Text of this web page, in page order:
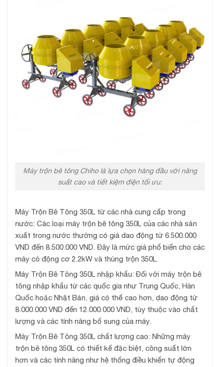
Máy trộn bê tông Chiho là lựa chọn hàng đầu với năng
suất cao và tiết kiệm điện tối ưu:
Máy Trộn Bê Tông 350L từ các nhà cung cấp trong
nước: Các loại máy trộn bê tông 350L của các nhà sản
xuất trong nước thường có giá dao động từ 6.500.000
VND đến 8.500.000 VND. Đây là mức giá phổ biến cho các
máy có động cơ 2.2kW và thùng trộn 350L.
Máy Trộn Bê Tông 350L nhập khẩu: Đối với máy trộn bê
tông nhập khẩu từ các quốc gia như Trung Quốc, Hàn
Quốc hoặc Nhật Bản, giá có thể cao hơn, dao động từ
8.000.000 VND đến 12.000.000 VND, tùy thuộc vào chất
lượng và các tính năng bổ sung của máy.
Máy Trộn Bê Tông 350L chất lượng cao: Những máy
trộn bê tông 350L có thiết kế đặc biệt, công suất lớn
hơn và các tính năng như hệ thống điều khiển tự động